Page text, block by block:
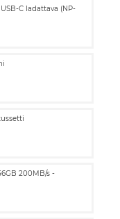
C ladattava (NP-
200MB/s -